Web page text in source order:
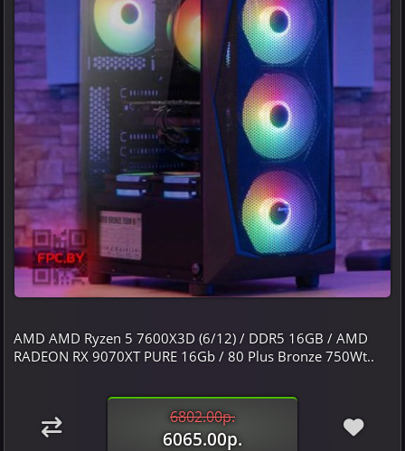
AMD AMD Ryzen 5 7600X3D (6/12) / DDR5 16GB / AMD
RADEON RX 9070XT PURE 16Gb / 80 Plus Bronze 750Wt..
6802.00р.
6065.00р.